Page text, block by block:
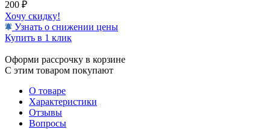
200 ₽
Хочу скидку!
Узнать о снижении цены
Купить в 1 клик
Оформи рассрочку в корзине
С этим товаром покупают
О товаре
Характеристики
Отзывы
Вопросы